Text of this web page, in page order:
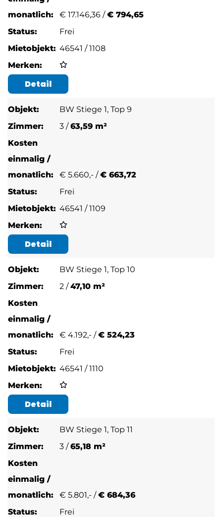
€ 17.146,36 /€ 794,65
Frei
46541 / 1108
Detail
BW Stiege 1, Top 9
3 /63,59 m²
€ 5.660,- /€ 663,72
Frei
46541 / 1109
Detail
BW Stiege 1, Top 10
2 /47,10 m²
€ 4.192,- /€ 524,23
Frei
46541 / 1110
Detail
BW Stiege 1, Top 11
3 /65,18 m²
€ 5.801,- /€ 684,36
Frei